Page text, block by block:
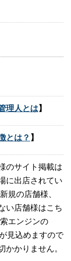
理人とは 】
とは？ 】
のサイト掲載は
に出店されてい
規の店舗様、
い店舗様はこち
エンジンの
見込めますので
かかりません。